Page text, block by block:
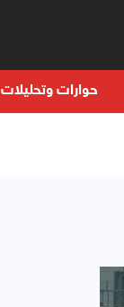
حوارات وتحليلات